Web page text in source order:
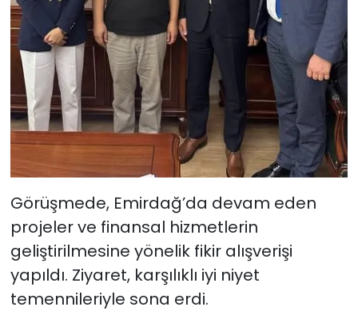
Görüşmede, Emirdağ’da devam eden
projeler ve finansal hizmetlerin
geliştirilmesine yönelik fikir alışverişi
yapıldı. Ziyaret, karşılıklı iyi niyet
temennileriyle sona erdi.